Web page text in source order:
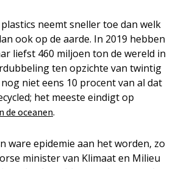
neemt sneller toe dan welk
ook op de aarde. In 2019 hebben
liefst 460 miljoen ton de wereld in
ten opzichte van twintig
niet eens 10 procent van al dat
het meeste eindigt op
de oceanen.
ware epidemie aan het worden, zo
minister van Klimaat en Milieu